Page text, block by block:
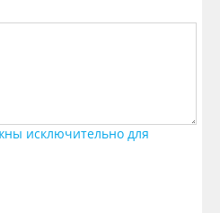
исключительно для